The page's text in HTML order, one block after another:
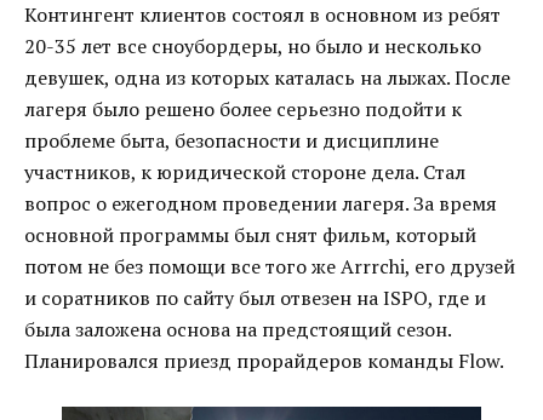
Контингент клиентов состоял в основном из ребят
20-35 лет все сноубордеры, но было и несколько
девушек, одна из которых каталась на лыжах. После
лагеря было решено более серьезно подойти к
проблеме быта, безопасности и дисциплине
участников, к юридической стороне дела. Стал
вопрос о ежегодном проведении лагеря. За время
основной программы был снят фильм, который
потом не без помощи все того же Arrrchi, его друзей
и соратников по сайту был отвезен на ISPO, где и
была заложена основа на предстоящий сезон.
Планировался приезд прорайдеров команды Flow.